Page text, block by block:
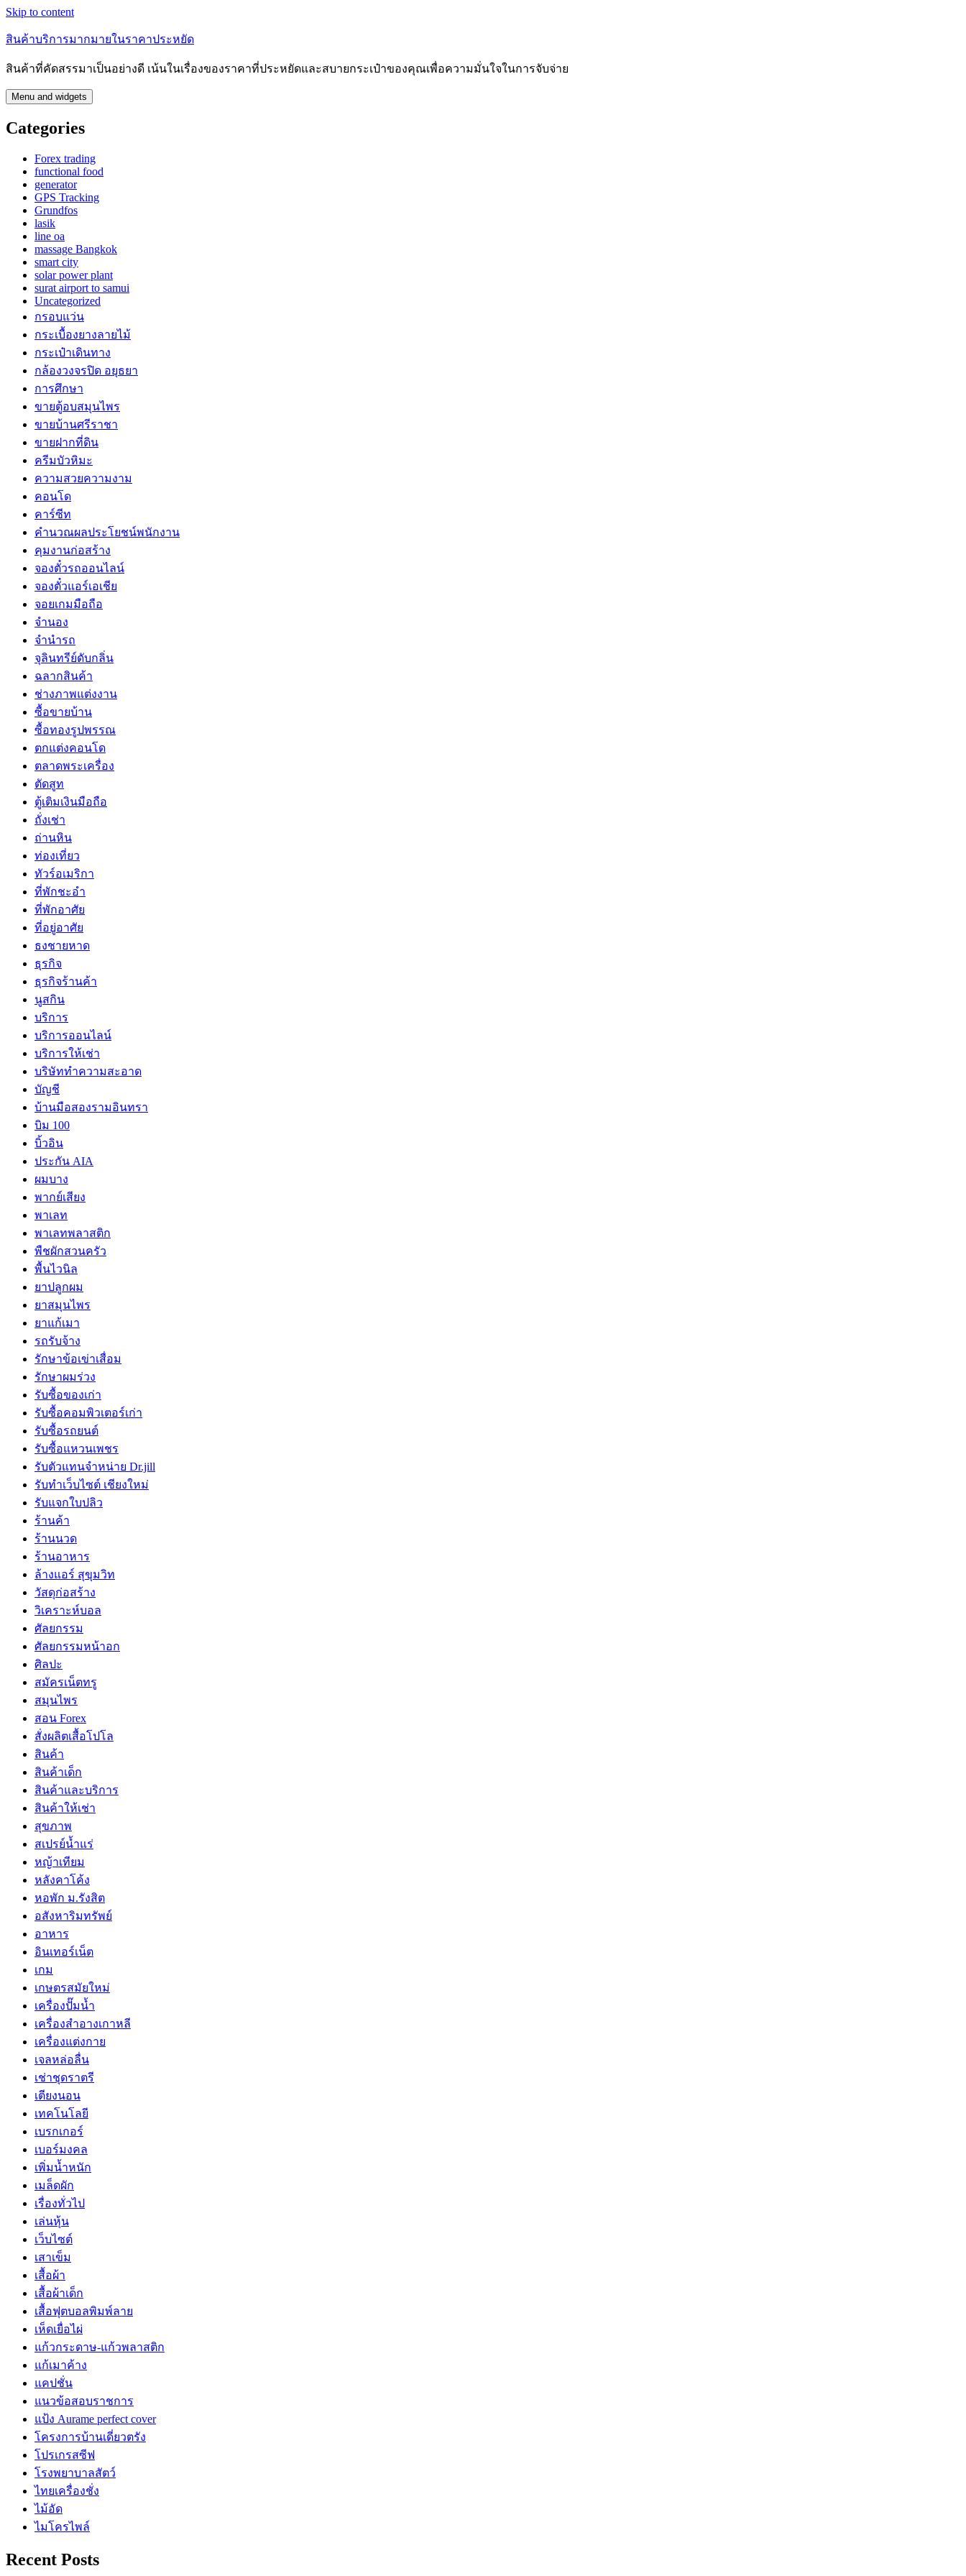
Skip to content
สินค้าบริการมากมายในราคาประหยัด
สินค้าที่คัดสรรมาเป็นอย่างดี เน้นในเรื่องของราคาที่ประหยัดและสบายกระเป๋าของคุณเพื่อความมั่นใจในการจับจ่าย
Menu and widgets
Categories
Forex trading
functional food
generator
GPS Tracking
Grundfos
lasik
line oa
massage Bangkok
smart city
solar power plant
surat airport to samui
Uncategorized
กรอบแว่น
กระเบื้องยางลายไม้
กระเป๋าเดินทาง
กล้องวงจรปิด อยุธยา
การศึกษา
ขายตู้อบสมุนไพร
ขายบ้านศรีราชา
ขายฝากที่ดิน
ครีมบัวหิมะ
ความสวยความงาม
คอนโด
คาร์ซีท
คำนวณผลประโยชน์พนักงาน
คุมงานก่อสร้าง
จองตั๋วรถออนไลน์
จองตั๋วแอร์เอเชีย
จอยเกมมือถือ
จำนอง
จำนำรถ
จุลินทรีย์ดับกลิ่น
ฉลากสินค้า
ช่างภาพแต่งงาน
ซื้อขายบ้าน
ซื้อทองรูปพรรณ
ตกแต่งคอนโด
ตลาดพระเครื่อง
ตัดสูท
ตู้เติมเงินมือถือ
ถั่งเช่า
ถ่านหิน
ท่องเที่ยว
ทัวร์อเมริกา
ที่พักชะอำ
ที่พักอาศัย
ที่อยู่อาศัย
ธงชายหาด
ธุรกิจ
ธุรกิจร้านค้า
นูสกิน
บริการ
บริการออนไลน์
บริการให้เช่า
บริษัททำความสะอาด
บัญชี
บ้านมือสองรามอินทรา
บิม 100
บิ้วอิน
ประกัน AIA
ผมบาง
พากย์เสียง
พาเลท
พาเลทพลาสติก
พืชผักสวนครัว
พื้นไวนิล
ยาปลูกผม
ยาสมุนไพร
ยาแก้เมา
รถรับจ้าง
รักษาข้อเข่าเสื่อม
รักษาผมร่วง
รับซื้อของเก่า
รับซื้อคอมพิวเตอร์เก่า
รับซื้อรถยนต์
รับซื้อแหวนเพชร
รับตัวแทนจำหน่าย Dr.jill
รับทำเว็บไซต์ เชียงใหม่
รับแจกใบปลิว
ร้านค้า
ร้านนวด
ร้านอาหาร
ล้างแอร์ สุขุมวิท
วัสดุก่อสร้าง
วิเคราะห์บอล
ศัลยกรรม
ศัลยกรรมหน้าอก
ศิลปะ
สมัครเน็ตทรู
สมุนไพร
สอน Forex
สั่งผลิตเสื้อโปโล
สินค้า
สินค้าเด็ก
สินค้าและบริการ
สินค้าให้เช่า
สุขภาพ
สเปรย์น้ำแร่
หญ้าเทียม
หลังคาโค้ง
หอพัก ม.รังสิต
อสังหาริมทรัพย์
อาหาร
อินเทอร์เน็ต
เกม
เกษตรสมัยใหม่
เครื่องปั๊มน้ำ
เครื่องสำอางเกาหลี
เครื่องแต่งกาย
เจลหล่อลื่น
เช่าชุดราตรี
เตียงนอน
เทคโนโลยี
เบรกเกอร์
เบอร์มงคล
เพิ่มน้ำหนัก
เมล็ดผัก
เรื่องทั่วไป
เล่นหุ้น
เว็บไซต์
เสาเข็ม
เสื้อผ้า
เสื้อผ้าเด็ก
เสื้อฟุตบอลพิมพ์ลาย
เห็ดเยื่อไผ่
แก้วกระดาษ-แก้วพลาสติก
แก้เมาค้าง
แคปชั่น
แนวข้อสอบราชการ
แป้ง Aurame perfect cover
โครงการบ้านเดี่ยวตรัง
โปรเกรสซีฟ
โรงพยาบาลสัตว์
ไทยเครื่องชั่ง
ไม้อัด
ไมโครไพล์
Recent Posts